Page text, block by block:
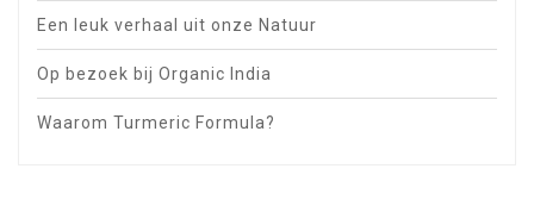
Een leuk verhaal uit onze Natuur
Op bezoek bij Organic India
Waarom Turmeric Formula?